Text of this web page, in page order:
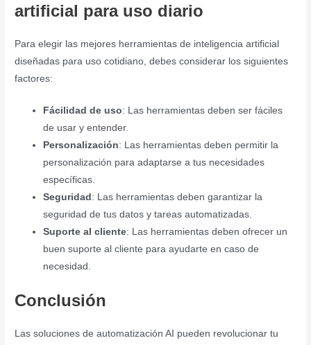
artificial para uso diario
Para elegir las mejores herramientas de inteligencia artificial
diseñadas para uso cotidiano, debes considerar los siguientes
factores:
Fácilidad de uso: Las herramientas deben ser fáciles
de usar y entender.
Personalización: Las herramientas deben permitir la
personalización para adaptarse a tus necesidades
específicas.
Seguridad : Las herramientas deben garantizar la
seguridad de tus datos y tareas automatizadas.
Suporte al cliente: Las herramientas deben ofrecer un
buen suporte al cliente para ayudarte en caso de
necesidad.
Conclusión
Las soluciones de automatización AI pueden revolucionar tu